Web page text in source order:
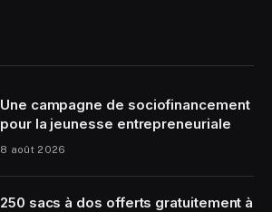
Une campagne de sociofinancement
pour la jeunesse entrepreneuriale
8 août 2026
250 sacs à dos offerts gratuitement à